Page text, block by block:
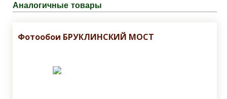
Аналогичные товары
Фотообои БРУКЛИНСКИЙ МОСТ